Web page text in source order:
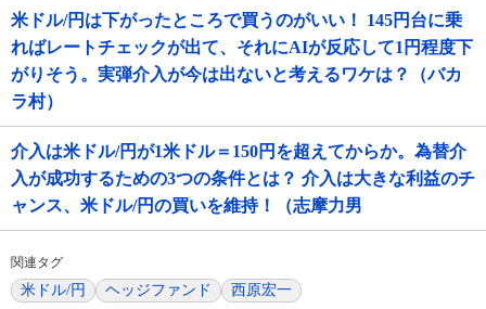
米ドル/円は下がったところで買うのがいい！ 145円台に乗
ればレートチェックが出て、それにAIが反応して1円程度下
がりそう。実弾介入が今は出ないと考えるワケは？（バカ
ラ村）
介入は米ドル/円が1米ドル＝150円を超えてからか。為替介
入が成功するための3つの条件とは？ 介入は大きな利益のチ
ャンス、米ドル/円の買いを維持！（志摩力男
関連タグ
米ドル/円 ヘッジファンド 西原宏一